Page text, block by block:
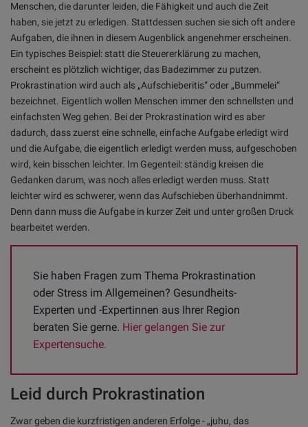
Menschen, die darunter leiden, die Fähigkeit und auch die Zeit
haben, sie jetzt zu erledigen. Stattdessen suchen sie sich oft andere
Aufgaben, die ihnen in diesem Augenblick angenehmer erscheinen.
Ein typisches Beispiel: statt die Steuererklärung zu machen,
erscheint es plötzlich wichtiger, das Badezimmer zu putzen.
Prokrastination wird auch als „Aufschieberitis“ oder „Bummelei“
bezeichnet. Eigentlich wollen Menschen immer den schnellsten und
einfachsten Weg gehen. Bei der Prokrastination wird es aber
dadurch, dass zuerst eine schnelle, einfache Aufgabe erledigt wird
und die Aufgabe, die eigentlich erledigt werden muss, aufgeschoben
wird, kein bisschen leichter. Im Gegenteil: ständig kreisen die
Gedanken darum, was noch alles erledigt werden muss. Statt
leichter wird es schwerer, wenn das Aufschieben überhandnimmt.
Denn dann muss die Aufgabe in kurzer Zeit und unter großen Druck
bearbeitet werden.
Sie haben Fragen zum Thema Prokrastination
oder Stress im Allgemeinen? Gesundheits-
Experten und -Expertinnen aus Ihrer Region
beraten Sie gerne. Hier gelangen Sie zur
Expertensuche.
Leid durch Prokrastination
Zwar geben die kurzfristigen anderen Erfolge - „juhu, das